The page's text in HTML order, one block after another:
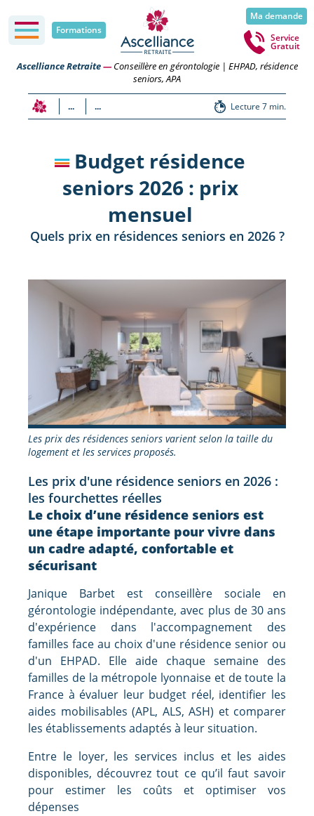
Formations
Ma demande
Service
Gratuit
Ascelliance Retraite—Conseillère en gérontologie | EHPAD, résidence
seniors, APA
... ... Lecture 7 min.
Budget résidence
seniors 2026 : prix
mensuel
Quels prix en résidences seniors en 2026 ?
Les prix d'une résidence seniors en 2026 :
les fourchettes réelles
Le choix d’une résidence seniors est
une étape importante pour vivre dans
un cadre adapté, confortable et
sécurisant
Janique Barbet est conseillère sociale en
gérontologie indépendante, avec plus de 30 ans
d'expérience dans l'accompagnement des
familles face au choix d'une résidence senior ou
d'un EHPAD. Elle aide chaque semaine des
familles de la métropole lyonnaise et de toute la
France à évaluer leur budget réel, identifier les
aides mobilisables (APL, ALS, ASH) et comparer
les établissements adaptés à leur situation.
Entre le loyer, les services inclus et les aides
disponibles, découvrez tout ce qu’il faut savoir
pour estimer les coûts et optimiser vos
dépenses
Les prix des résidences seniors varient selon la taille du
logement et les services proposés.